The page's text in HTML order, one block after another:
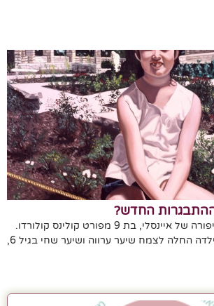
כתבה המספרת את סיפורה של איינסלי, בת 9 מפורט קולינס קולורדו.
אמה הבחינה בכך שהילדה החלה לצמח שיער ערווה ושיער שחי בגיל 6,